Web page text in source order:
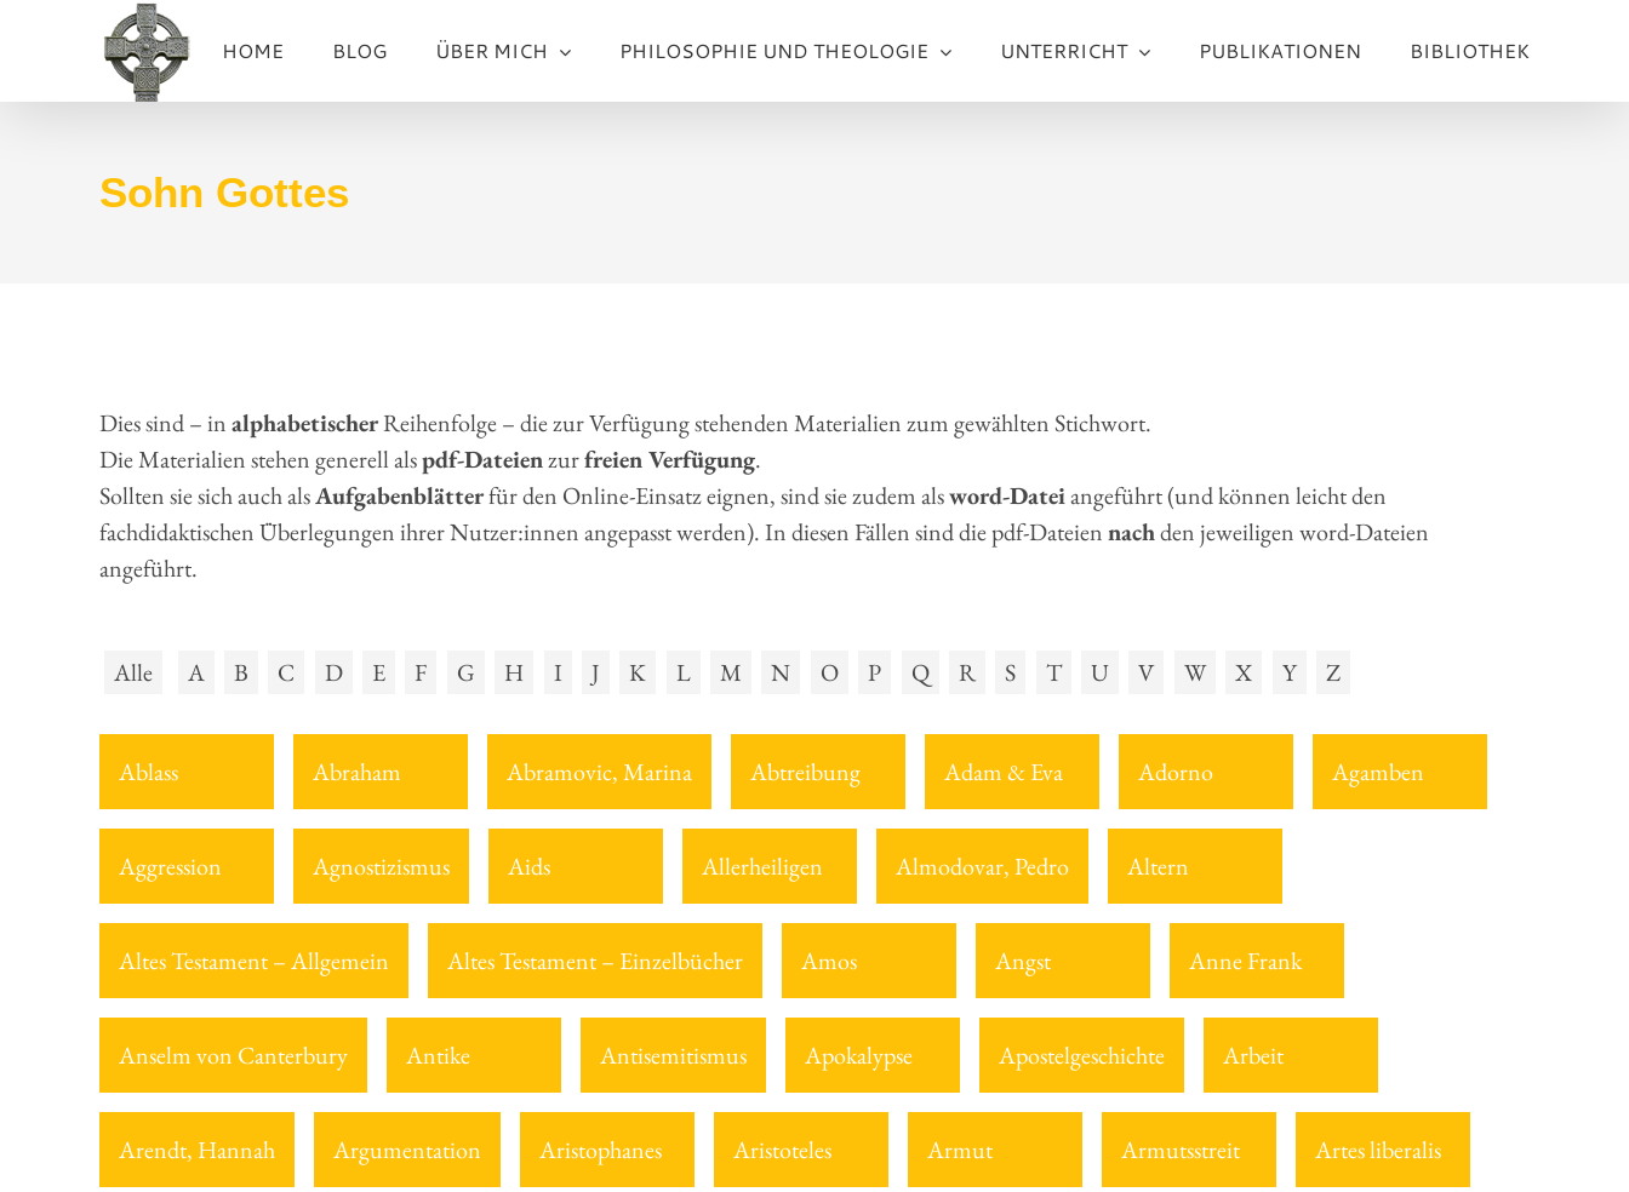
HOME BLOG ÜBER MICH PHILOSOPHIE UND THEOLOGIE UNTERRICHT PUBLIKATIONEN BIBLIOTHEK
Sohn Gottes
Dies sind – inalphabetischerReihenfolge – die zur Verfügung stehenden Materialien zum gewählten Stichwort.
Die Materialien stehen generell alspdf-Dateienzurfreien Verfügung.
Sollten sie sich auch alsAufgabenblätterfür den Online-Einsatz eignen, sind sie zudem alsword-Dateiangeführt (und können leicht den
fachdidaktischen Überlegungen ihrer Nutzer:innen angepasst werden). In diesen Fällen sind die pdf-Dateiennachden jeweiligen word-Dateien
angeführt.
Alle A B C D E F G H I J K L M N O P Q R S T U V W X Y Z
Ablass Abraham Abramovic, Marina Abtreibung Adam & Eva Adorno Agamben
Aggression Agnostizismus Aids Allerheiligen Almodovar, Pedro Altern
Altes Testament – Allgemein Altes Testament – Einzelbücher Amos Angst Anne Frank
Anselm von Canterbury Antike Antisemitismus Apokalypse Apostelgeschichte Arbeit
Arendt, Hannah Argumentation Aristophanes Aristoteles Armut Armutsstreit Artes liberalis